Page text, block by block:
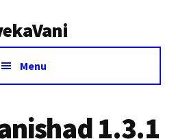
Menu
1.3.1